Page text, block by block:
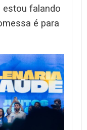
estou falando
é para